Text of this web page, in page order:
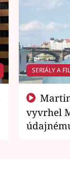
SERIÁLY A
vyvrhel